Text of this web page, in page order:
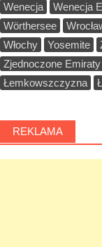
Wenecja
Wenecja
Wörthersee
Włochy
Yosemite
Zjednoczone
Łemkowszczyzna
REKLAMA